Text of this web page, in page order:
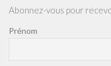
Abonnez-vous pour
Prénom